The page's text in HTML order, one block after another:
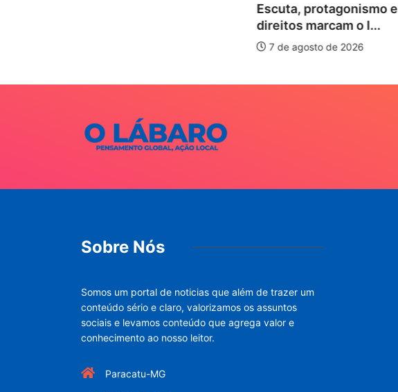
Escuta, protagonismo e
direitos marcam o I...
7 de agosto de 2026
Sobre Nós
Somos um portal de noticias que além de trazer um
conteúdo sério e claro, valorizamos os assuntos
sociais e levamos conteúdo que agrega valor e
conhecimento ao nosso leitor.
Paracatu-MG